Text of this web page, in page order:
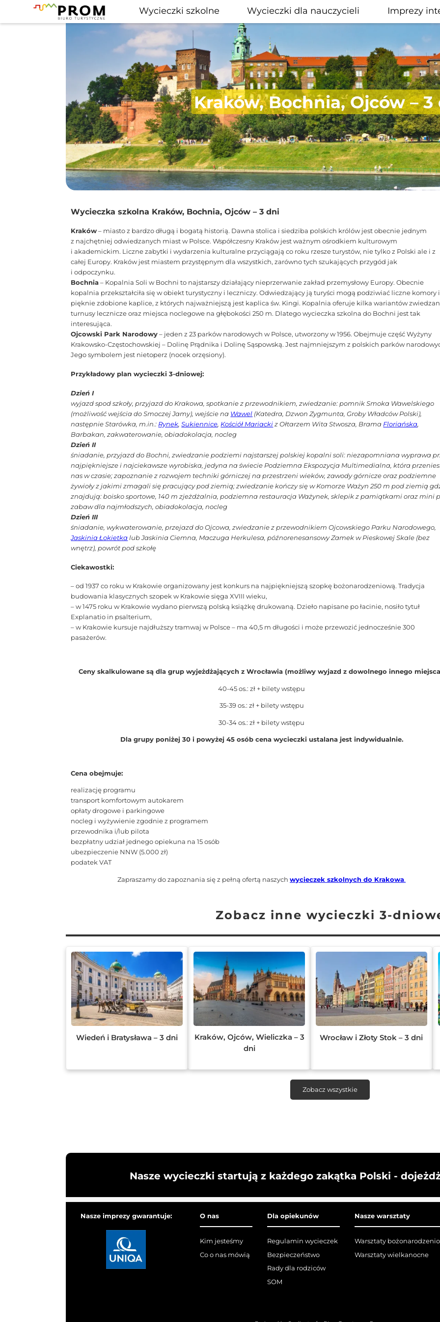
Wycieczki szkolne Wycieczki dla nauczycieli Imprezy
Kraków, Bochnia, Ojców – 3
Wycieczka szkolna Kraków, Bochnia, Ojców – 3 dni
Kraków– miasto z bardzo długą i bogatą historią. Dawna stolica i siedziba polskich królów jest obecnie jednym
z najchętniej odwiedzanych miast w Polsce. Współczesny Kraków jest ważnym ośrodkiem kulturowym
i akademickim. Liczne zabytki i wydarzenia kulturalne przyciągają co roku rzesze turystów, nie tylko z Polski ale i z
całej Europy. Kraków jest miastem przystępnym dla wszystkich, zarówno tych szukających przygód jak
i odpoczynku.
Bochnia– Kopalnia Soli w Bochni to najstarszy działający nieprzerwanie zakład przemysłowy Europy. Obecnie
kopalnia przekształciła się w obiekt turystyczny i leczniczy. Odwiedzający ją turyści mogą podziwiać liczne komory i
pięknie zdobione kaplice, z których najważniejszą jest kaplica św. Kingi. Kopalnia oferuje kilka wariantów
turnusy lecznicze oraz miejsca noclegowe na głębokości 250 m. Dlatego wycieczka szkolna do Bochni jest tak
interesująca.
Ojcowski Park Narodowy– jeden z 23 parków narodowych w Polsce, utworzony w 1956. Obejmuje część Wyżyny
Krakowsko-Częstochowskiej – Dolinę Prądnika i Dolinę Sąspowską. Jest najmniejszym z polskich parków
Jego symbolem jest nietoperz (nocek orzęsiony).
Przykładowy plan wycieczki 3-dniowej:
Dzień I
wyjazd spod szkoły, przyjazd do Krakowa, spotkanie z przewodnikiem, zwiedzanie: pomnik Smoka Wawelskiego
(możliwość wejścia do Smoczej Jamy), wejście na Wawel (Katedra, Dzwon Zygmunta, Groby Władców Polski),
następnie Starówka, m.in.: Rynek,Sukiennice, Kościół Mariackiz Ołtarzem Wita Stwosza, Brama Floriańska,
Barbakan, zakwaterowanie, obiadokolacja, nocleg
Dzień II
śniadanie, przyjazd do Bochni, zwiedzanie podziemi najstarszej polskiej kopalni soli: niezapomniana wyprawa
najpiękniejsze i najciekawsze wyrobiska, jedyna na świecie Podziemna Ekspozycja Multimedialna, która
nas w czasie; zapoznanie z rozwojem techniki górniczej na przestrzeni wieków, zawody górnicze oraz podziemne
żywioły z jakimi zmagali się pracujący pod ziemią; zwiedzanie kończy się w Komorze Ważyn 250 m pod ziemią
znajdują: boisko sportowe, 140 m zjeżdżalnia, podziemna restauracja Ważynek, sklepik z pamiątkami oraz mini
zabaw dla najmłodszych, obiadokolacja, nocleg
Dzień III
śniadanie, wykwaterowanie, przejazd do Ojcowa, zwiedzanie z przewodnikiem Ojcowskiego Parku Narodowego,
Jaskinia Łokietka lub Jaskinia Ciemna, Maczuga Herkulesa, późnorenesansowy Zamek w Pieskowej Skale (bez
wnętrz), powrót pod szkołę
Ciekawostki:
– od 1937 co roku w Krakowie organizowany jest konkurs na najpiękniejszą szopkę bożonarodzeniową. Tradycja
budowania klasycznych szopek w Krakowie sięga XVIII wieku,
– w 1475 roku w Krakowie wydano pierwszą polską książkę drukowaną. Dzieło napisane po łacinie, nosiło tytuł
Explanatio in psalterium,
– w Krakowie kursuje najdłuższy tramwaj w Polsce – ma 40,5 m długości i może przewozić jednocześnie 300
pasażerów.
Ceny skalkulowane są dla grup wyjeżdżających z Wrocławia (możliwy wyjazd z dowolnego innego
40-45 os.: zł + bilety wstępu
35-39 os.: zł + bilety wstępu
30-34 os.: zł + bilety wstępu
Dla grupy poniżej 30 i powyżej 45 osób cena wycieczki ustalana jest indywidualnie.
Cena obejmuje:
realizację programu
transport komfortowym autokarem
opłaty drogowe i parkingowe
nocleg i wyżywienie zgodnie z programem
przewodnika i/lub pilota
bezpłatny udział jednego opiekuna na 15 osób
ubezpieczenie NNW (5.000 zł)
podatek VAT
Zapraszamy do zapoznania się z pełną ofertą naszychwycieczek szkolnych do Krakowa.
Zobacz inne wycieczki 3-
Wiedeń i Bratysława – 3 dni
Kraków, Ojców, Wieliczka – 3
dni
Wrocław i Złoty Stok – 3 dni
Zobacz wszystkie
Nasze wycieczki startują z każdego zakątka Polski -
Nasze imprezy gwarantuje: O nas
Kim jesteśmy
Co o nas mówią
Dla opiekunów
Regulamin wycieczek
Bezpieczeństwo
Rady dla rodziców
SOM
Nasze warsztaty
Warsztaty
Warsztaty wielkanocne